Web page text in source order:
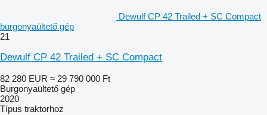
Dewulf CP 42 Trailed + SC Compact
burgonyaültető gép
21
Dewulf CP 42 Trailed + SC Compact
82 280 EUR ≈ 29 790 000 Ft
Burgonyaültető gép
2020
Típus traktorhoz